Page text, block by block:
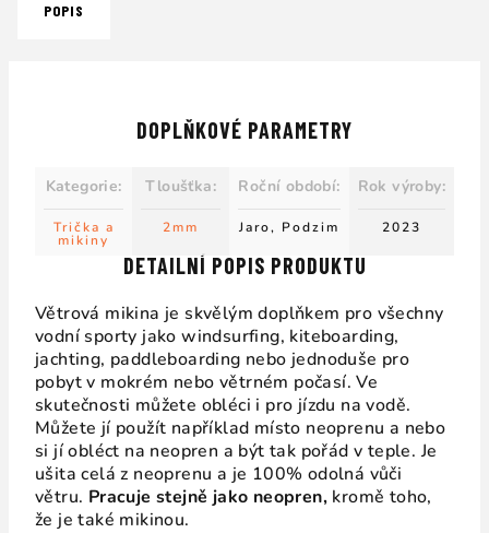
POPIS
DETAILNÍ POPIS PRODUKTU
Větrová mikina je skvělým doplňkem pro všechny
vodní sporty jako windsurfing, kiteboarding,
jachting, paddleboarding nebo jednoduše pro
pobyt v mokrém nebo větrném počasí. Ve
skutečnosti můžete obléci i pro jízdu na vodě.
Můžete jí použít například místo neoprenu a nebo
si jí obléct na neopren a být tak pořád v teple. Je
ušita celá z neoprenu a je 100% odolná vůči
větru. Pracuje stejně jako neopren, kromě toho,
že je také mikinou.
DOPLŇKOVÉ PARAMETRY
Kategorie:
Trička a
mikiny
Tloušťka:
2mm
Roční období:
Jaro, Podzim
Rok výroby:
2023